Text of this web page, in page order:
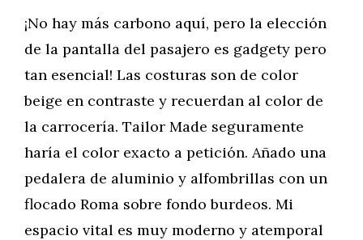
¡No hay más carbono aquí, pero la elección
de la pantalla del pasajero es gadgety pero
tan esencial! Las costuras son de color
beige en contraste y recuerdan al color de
la carrocería. Tailor Made seguramente
haría el color exacto a petición. Añado una
pedalera de aluminio y alfombrillas con un
flocado Roma sobre fondo burdeos. Mi
espacio vital es muy moderno y atemporal